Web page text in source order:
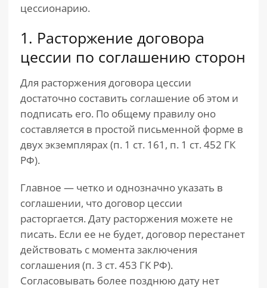
цессионарию.
1. Расторжение договора
цессии по соглашению сторон
Для расторжения договора цессии
достаточно составить соглашение об этом и
подписать его. По общему правилу оно
составляется в простой письменной форме в
двух экземплярах (п. 1 ст. 161, п. 1 ст. 452 ГК
РФ).
Главное — четко и однозначно указать в
соглашении, что договор цессии
расторгается. Дату расторжения можете не
писать. Если ее не будет, договор перестанет
действовать с момента заключения
соглашения (п. 3 ст. 453 ГК РФ).
Согласовывать более позднюю дату нет